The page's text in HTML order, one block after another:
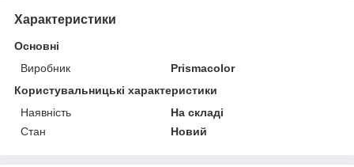
Характеристики
Основні
Виробник
Prismacolor
Користувальницькі характеристики
Наявність
На складі
Стан
Новий